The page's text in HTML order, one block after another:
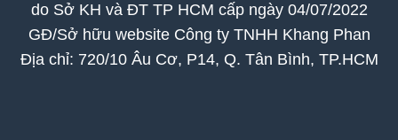
do Sở KH và ĐT TP HCM cấp ngày 04/07/2022
GĐ/Sở hữu website Công ty TNHH Khang Phan
Địa chỉ: 720/10 Âu Cơ, P14, Q. Tân Bình, TP.HCM